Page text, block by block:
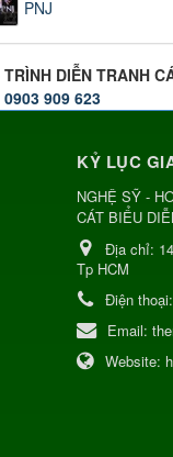
PNJ
DIỄN TRANH
0903 909 623
KỶ LỤC
NGHỆ SỸ -
CÁT BIỂU
Địa chỉ:
Tp HCM
Điện thoại:
Email:
Website: